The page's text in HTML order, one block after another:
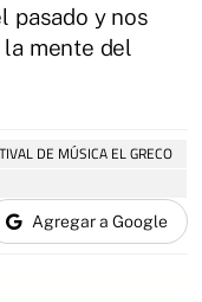
pasado y nos
mente del
DE MÚSICA EL GRECO
Agregar a Google